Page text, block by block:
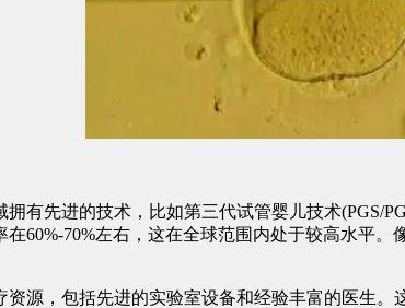
先进的技术，比如第三代试管婴儿技术(PGS/
60%-70%左右，这在全球范围内处于较高水平
，包括先进的实验室设备和经验丰富的医生。